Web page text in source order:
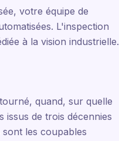
votre équipe de
L'inspection
à la vision industrielle.
quand, sur quelle
issus de trois décennies
les coupables